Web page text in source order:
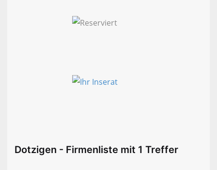
Dotzigen - Firmenliste mit 1 Treffer